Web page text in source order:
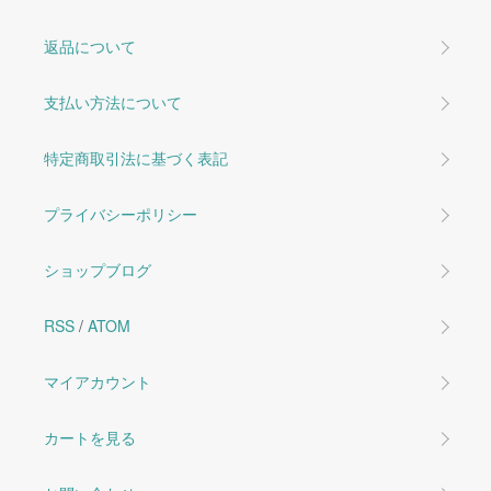
返品について
支払い方法について
特定商取引法に基づく表記
プライバシーポリシー
ショップブログ
RSS / ATOM
マイアカウント
カートを見る